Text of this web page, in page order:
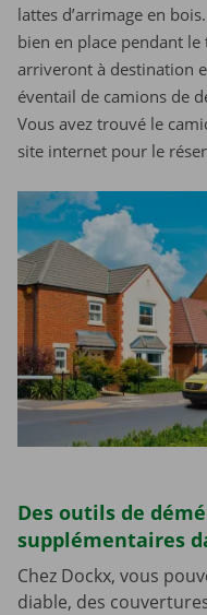
lattes d’arrimage en
bien en place pendant
arriveront à destination
éventail de camions de
Vous avez trouvé le
site internet pour le
Des outils de
supplémentaires
Chez Dockx, vous
diable, des